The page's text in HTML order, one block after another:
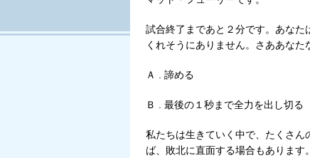
試合終了まであと２分です。あな
くれそうにありません。さああなた
Ａ . 諦める
Ｂ . 最後の１秒まで全力を出し切る
私たちは生きていく中で、たくさ
ば、敗北に直面する場合もあります。